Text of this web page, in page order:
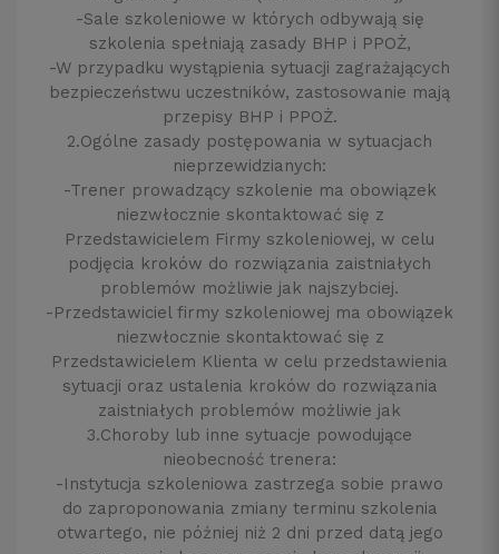
-Sale szkoleniowe w których odbywają się
szkolenia spełniają zasady BHP i PPOŻ,
-W przypadku wystąpienia sytuacji zagrażających
bezpieczeństwu uczestników, zastosowanie mają
przepisy BHP i PPOŻ.
2.Ogólne zasady postępowania w sytuacjach
nieprzewidzianych:
-Trener prowadzący szkolenie ma obowiązek
niezwłocznie skontaktować się z
Przedstawicielem Firmy szkoleniowej, w celu
podjęcia kroków do rozwiązania zaistniałych
problemów możliwie jak najszybciej.
-Przedstawiciel firmy szkoleniowej ma obowiązek
niezwłocznie skontaktować się z
Przedstawicielem Klienta w celu przedstawienia
sytuacji oraz ustalenia kroków do rozwiązania
zaistniałych problemów możliwie jak
3.Choroby lub inne sytuacje powodujące
nieobecność trenera:
-Instytucja szkoleniowa zastrzega sobie prawo
do zaproponowania zmiany terminu szkolenia
otwartego, nie później niż 2 dni przed datą jego